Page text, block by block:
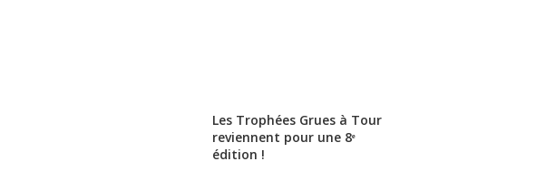
Les Trophées Grues à Tour
reviennent pour une 8ᵉ
édition !